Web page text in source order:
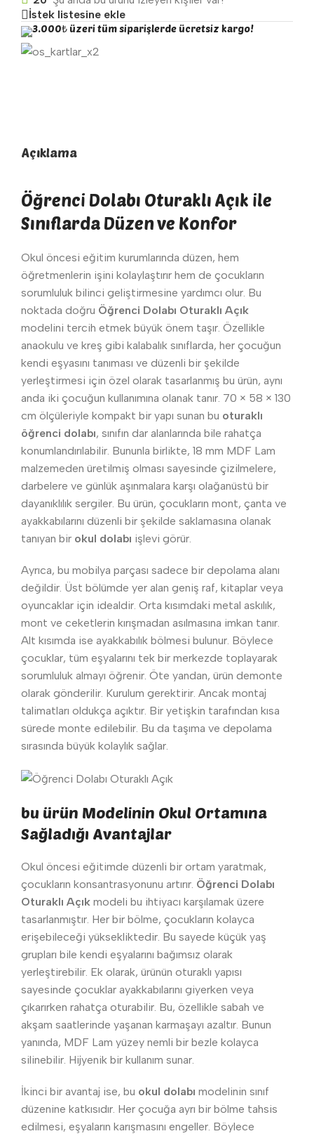
İstek listesine ekle
3.000₺ üzeri tüm siparişlerde ücretsiz kargo!
Açıklama
Öğrenci Dolabı Oturaklı Açık ile
Sınıflarda Düzen ve Konfor
Okul öncesi eğitim kurumlarında düzen, hem
öğretmenlerin işini kolaylaştırır hem de çocukların
sorumluluk bilinci geliştirmesine yardımcı olur. Bu
noktada doğru Öğrenci Dolabı Oturaklı Açık
modelini tercih etmek büyük önem taşır. Özellikle
anaokulu ve kreş gibi kalabalık sınıflarda, her çocuğun
kendi eşyasını tanıması ve düzenli bir şekilde
yerleştirmesi için özel olarak tasarlanmış bu ürün, aynı
anda iki çocuğun kullanımına olanak tanır. 70 × 58 × 130
cm ölçüleriyle kompakt bir yapı sunan bu oturaklı
öğrenci dolabı, sınıfın dar alanlarında bile rahatça
konumlandırılabilir. Bununla birlikte, 18 mm MDF Lam
malzemeden üretilmiş olması sayesinde çizilmelere,
darbelere ve günlük aşınmalara karşı olağanüstü bir
dayanıklılık sergiler. Bu ürün, çocukların mont, çanta ve
ayakkabılarını düzenli bir şekilde saklamasına olanak
tanıyan bir okul dolabı işlevi görür.
Ayrıca, bu mobilya parçası sadece bir depolama alanı
değildir. Üst bölümde yer alan geniş raf, kitaplar veya
oyuncaklar için idealdir. Orta kısımdaki metal askılık,
mont ve ceketlerin kırışmadan asılmasına imkan tanır.
Alt kısımda ise ayakkabılık bölmesi bulunur. Böylece
çocuklar, tüm eşyalarını tek bir merkezde toplayarak
sorumluluk almayı öğrenir. Öte yandan, ürün demonte
olarak gönderilir. Kurulum gerektirir. Ancak montaj
talimatları oldukça açıktır. Bir yetişkin tarafından kısa
sürede monte edilebilir. Bu da taşıma ve depolama
sırasında büyük kolaylık sağlar.
bu ürün Modelinin Okul Ortamına
Sağladığı Avantajlar
Okul öncesi eğitimde düzenli bir ortam yaratmak,
çocukların konsantrasyonunu artırır. Öğrenci Dolabı
Oturaklı Açık modeli bu ihtiyacı karşılamak üzere
tasarlanmıştır. Her bir bölme, çocukların kolayca
erişebileceği yüksekliktedir. Bu sayede küçük yaş
grupları bile kendi eşyalarını bağımsız olarak
yerleştirebilir. Ek olarak, ürünün oturaklı yapısı
sayesinde çocuklar ayakkabılarını giyerken veya
çıkarırken rahatça oturabilir. Bu, özellikle sabah ve
akşam saatlerinde yaşanan karmaşayı azaltır. Bunun
yanında, MDF Lam yüzey nemli bir bezle kolayca
silinebilir. Hijyenik bir kullanım sunar.
İkinci bir avantaj ise, bu okul dolabı modelinin sınıf
düzenine katkısıdır. Her çocuğa ayrı bir bölme tahsis
edilmesi, eşyaların karışmasını engeller. Böylece